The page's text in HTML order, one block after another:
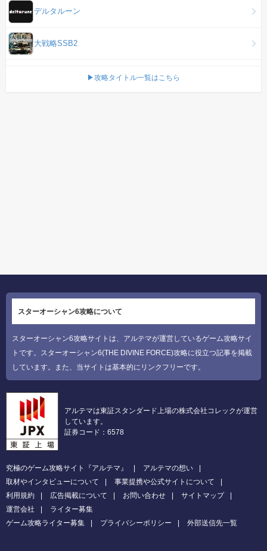
デルタルーン
大戦略SSB2
▶攻略タイトル一覧はこちら
スターオーシャン6攻略について
スターオーシャン6攻略サイトは、アルテマが運営しているゲーム攻略サイ
トです。スターオーシャン6(THE DIVINE FORCE)攻略に役立つ記事を掲載
しています。また、当サイトは基本的にリンクフリーです。
アルテマは東証スタンダード上場の株式会社コレックが運営
しています。
証券コード：6578
究極のゲーム攻略サイト『アルテマ』
アルテマの想い
取材やインタビューについて
事業提携や公式サイトについて
利用規約
広告掲載について お問い合わせ
サイトマップ
運営会社
ライター募集
ゲーム攻略ライター募集
プライバシーポリシー 外部送信先一覧